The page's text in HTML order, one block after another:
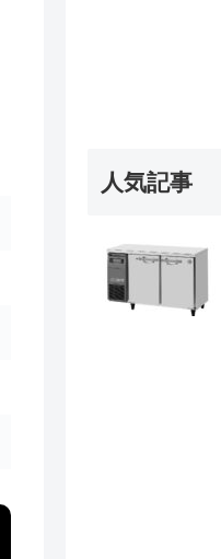
人気記事